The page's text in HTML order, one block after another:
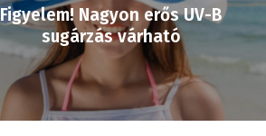
Figyelem! Nagyon erős UV-B
sugárzás várható